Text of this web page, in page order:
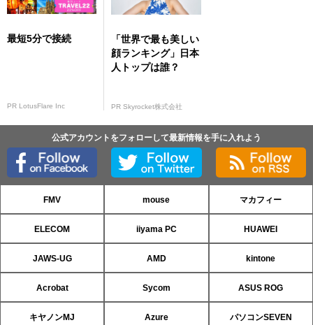
最短5分で接続
PR LotusFlare Inc
「世界で最も美しい
顔ランキング」日本
人トップは誰？
PR Skyrocket株式会社
公式アカウントをフォローして最新情報を手に入れよう
FMV mouse マカフィー
ELECOM iiyama PC HUAWEI
JAWS-UG AMD kintone
Acrobat Sycom ASUS ROG
キヤノンMJ Azure パソコンSEVEN